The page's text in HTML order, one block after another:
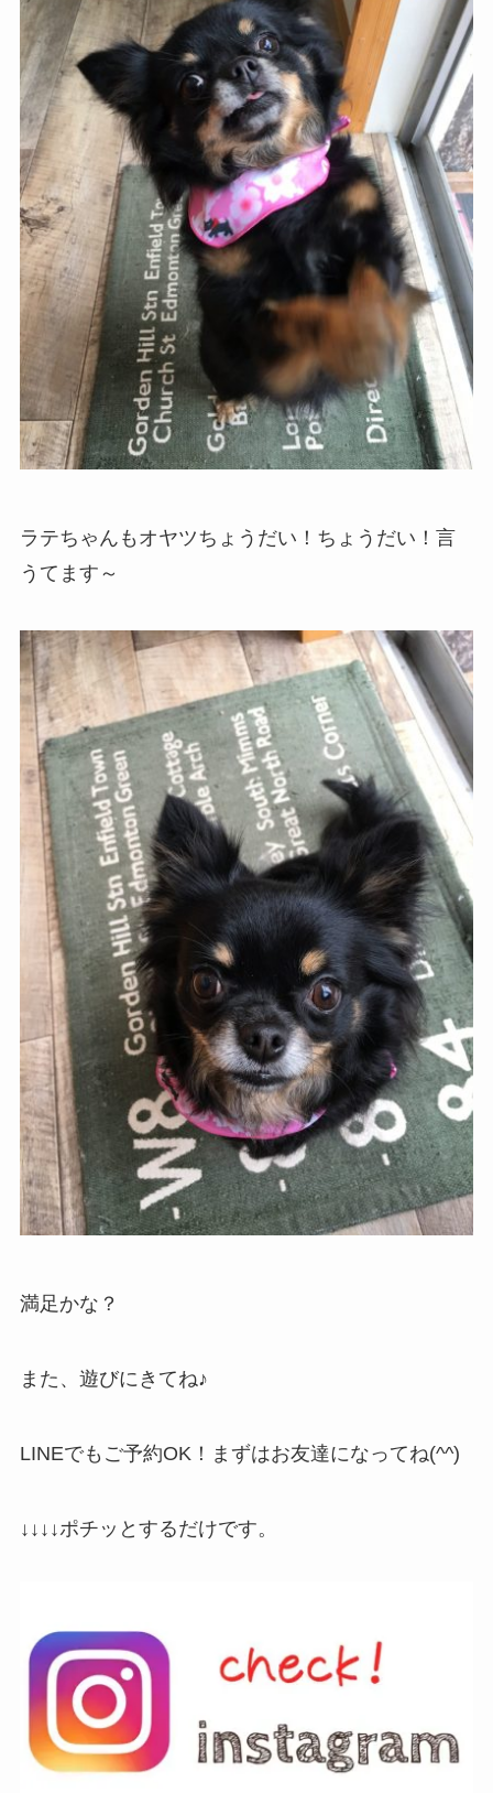
ラテちゃんもオヤツちょうだい！ちょうだい！言
うてます～
満足かな？
また、遊びにきてね♪
LINEでもご予約OK！まずはお友達になってね(^^)
↓↓↓↓ポチッとするだけです。